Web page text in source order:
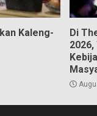
Kaleng-
Di